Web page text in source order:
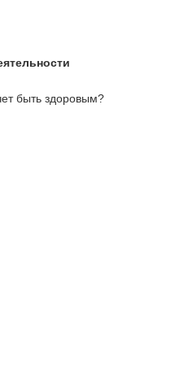
быть здоровым?